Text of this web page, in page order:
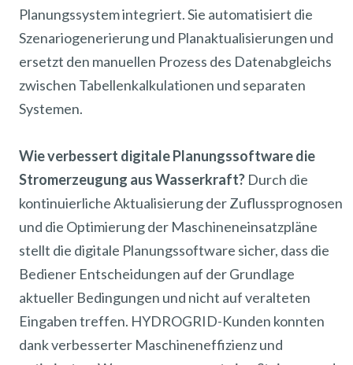
Planungssystem integriert. Sie automatisiert die
Szenariogenerierung und Planaktualisierungen und
ersetzt den manuellen Prozess des Datenabgleichs
zwischen Tabellenkalkulationen und separaten
Systemen.
Wie verbessert digitale Planungssoftware die
Stromerzeugung aus Wasserkraft? Durch die
kontinuierliche Aktualisierung der Zuflussprognosen
und die Optimierung der Maschineneinsatzpläne
stellt die digitale Planungssoftware sicher, dass die
Bediener Entscheidungen auf der Grundlage
aktueller Bedingungen und nicht auf veralteten
Eingaben treffen. HYDROGRID-Kunden konnten
dank verbesserter Maschineneffizienz und